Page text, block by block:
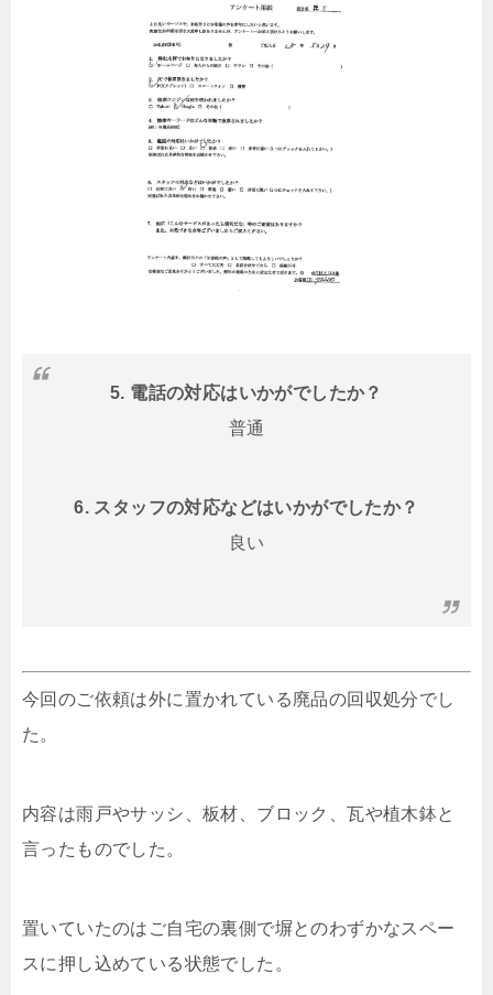
5. 電話の対応はいかがでしたか？
普通
6. スタッフの対応などはいかがでしたか？
良い
今回のご依頼は外に置かれている廃品の回収処分でし
た。
内容は雨戸やサッシ、板材、ブロック、瓦や植木鉢と
言ったものでした。
置いていたのはご自宅の裏側で塀とのわずかなスペー
スに押し込めている状態でした。